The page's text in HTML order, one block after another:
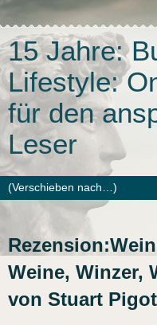
15 Jahre:
Lifestyle:
für den
Leser
Weine, Winzer,
von Stuart